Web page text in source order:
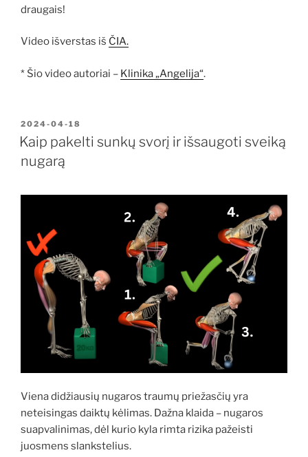
draugais!
Video išverstas iš ČIA.
* Šio video autoriai – Klinika „Angelija“.
PASKELBTA
2024-04-18
Kaip pakelti sunkų svorį ir išsaugoti sveiką
nugarą
Viena didžiausių nugaros traumų priežasčių yra
neteisingas daiktų kėlimas. Dažna klaida – nugaros
suapvalinimas, dėl kurio kyla rimta rizika pažeisti
juosmens slankstelius.